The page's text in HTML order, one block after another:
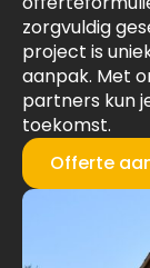
zorgvuldig
project is
aanpak. Met
partners kun
toekomst.
Offerte